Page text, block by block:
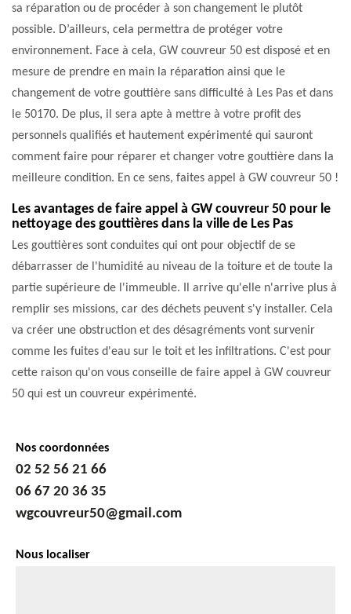
sa réparation ou de procéder à son changement le plutôt
possible. D’ailleurs, cela permettra de protéger votre
environnement. Face à cela, GW couvreur 50 est disposé et en
mesure de prendre en main la réparation ainsi que le
changement de votre gouttière sans difficulté à Les Pas et dans
le 50170. De plus, il sera apte à mettre à votre profit des
personnels qualifiés et hautement expérimenté qui sauront
comment faire pour réparer et changer votre gouttière dans la
meilleure condition. En ce sens, faites appel à GW couvreur 50 !
Les avantages de faire appel à GW couvreur 50 pour le
nettoyage des gouttières dans la ville de Les Pas
Les gouttières sont conduites qui ont pour objectif de se
débarrasser de l'humidité au niveau de la toiture et de toute la
partie supérieure de l'immeuble. Il arrive qu'elle n'arrive plus à
remplir ses missions, car des déchets peuvent s'y installer. Cela
va créer une obstruction et des désagréments vont survenir
comme les fuites d'eau sur le toit et les infiltrations. C'est pour
cette raison qu'on vous conseille de faire appel à GW couvreur
50 qui est un couvreur expérimenté.
Nos coordonnées
02 52 56 21 66
06 67 20 36 35
wgcouvreur50@gmail.com
Nous localiser